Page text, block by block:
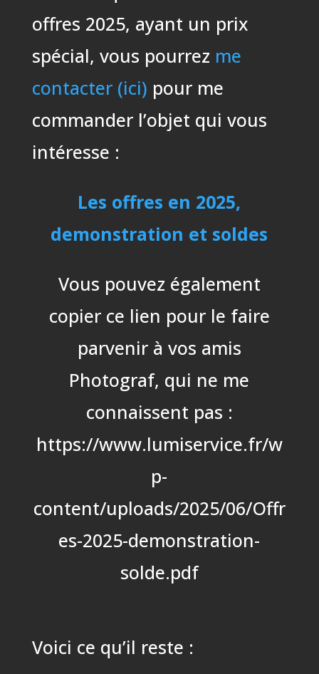
offres 2025, ayant un prix
spécial, vous pourrez me
contacter (ici) pour me
commander l’objet qui vous
intéresse :
Les offres en 2025,
demonstration et soldes
Vous pouvez également
copier ce lien pour le faire
parvenir à vos amis
Photograf, qui ne me
connaissent pas :
https://www.lumiservice.fr/w
p-
content/uploads/2025/06/Offr
es-2025-demonstration-
solde.pdf
Voici ce qu’il reste :